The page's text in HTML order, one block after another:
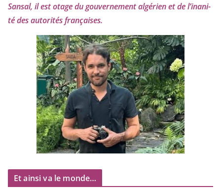
Sansal, il est otage du gou­ver­ne­ment algé­rien et de l’i­na­ni­
té des auto­ri­tés françaises.
Et ainsi va le monde…